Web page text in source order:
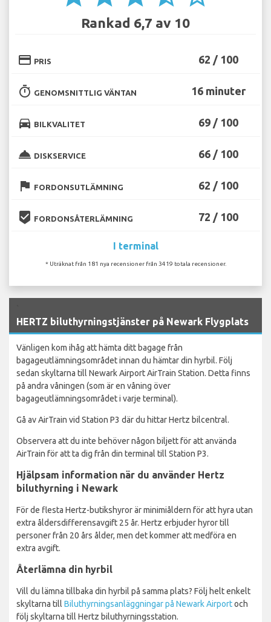
Rankad 6,7 av 10
credit_card PRIS 62 / 100
timer GENOMSNITTLIG VÄNTAN 16 minuter
directions_car BILKVALITET 69 / 100
room_service DISKSERVICE 66 / 100
flag FORDONSUTLÄMNING 62 / 100
beenhere FORDONSÅTERLÄMNING 72 / 100
I terminal
* Uträknat från 181 nya recensioner från 3419 totala recensioner.
HERTZ biluthyrningstjänster på Newark Flygplats
Vänligen kom ihåg att hämta ditt bagage från
bagageutlämningsområdet innan du hämtar din hyrbil. Följ
sedan skyltarna till Newark Airport AirTrain Station. Detta finns
på andra våningen (som är en våning över
bagageutlämningsområdet i varje terminal).
Gå av AirTrain vid Station P3 där du hittar Hertz bilcentral.
Observera att du inte behöver någon biljett för att använda
AirTrain för att ta dig från din terminal till Station P3.
Hjälpsam information när du använder Hertz
biluthyrning i Newark
För de flesta Hertz-butikshyror är minimiåldern för att hyra utan
extra åldersdifferensavgift 25 år. Hertz erbjuder hyror till
personer från 20 års ålder, men det kommer att medföra en
extra avgift.
Återlämna din hyrbil
Vill du lämna tillbaka din hyrbil på samma plats? Följ helt enkelt
skyltarna till Biluthyrningsanläggningar på Newark Airportoch
följ skyltarna till Hertz biluthyrningsstation.